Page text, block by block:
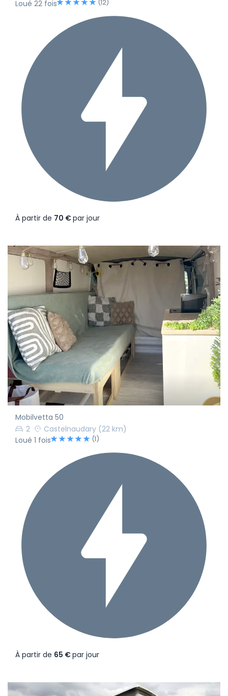
Loué 22 fois (12)
À partir de 70 €par jour
Mobilvetta 50
2
Castelnaudary (22 km)
Loué 1 fois
(1)
À partir de 65 €par jour